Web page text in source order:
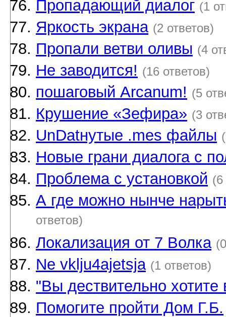
Пропадающий диалог (1
Яркость экрана (2 ответов)
Пропали ветви оливы (4
Не заводится! (16 ответов)
пошаговый Arcanum! (5
Крушение «Зефира» (3
UnDatнутые .mes файлы
Новые грани диалога с
Проблема с установкой (6
А где можно нынче
ответов)
Локализация от 7 Волка
Ne vklju4ajetsja (1 ответов)
"Вы дествительно хотите
Помогите пройти Дом Г.Б.